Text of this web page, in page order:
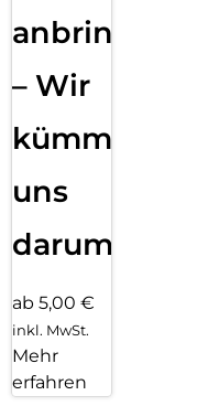
anbringen
– Wir
kümmern
uns
darum!
ab 5,00 €
inkl. MwSt.
Mehr
erfahren